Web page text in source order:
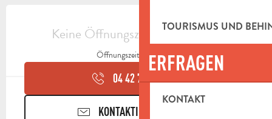
TOURISMUS UND
ERFRAGEN
KONTAKT
ÖFFNUNGSZEITEN &
Keine Öffnungszeiten hinterlegt
Öffnungszeiten ansehen
04 42 73 39▒▒
KONTAKTIEREN SIE UNS